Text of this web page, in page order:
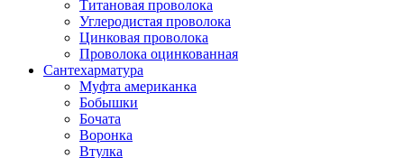
Титановая проволока
Углеродистая проволока
Цинковая проволока
Проволока оцинкованная
Сантехарматура
Муфта американка
Бобышки
Бочата
Воронка
Втулка